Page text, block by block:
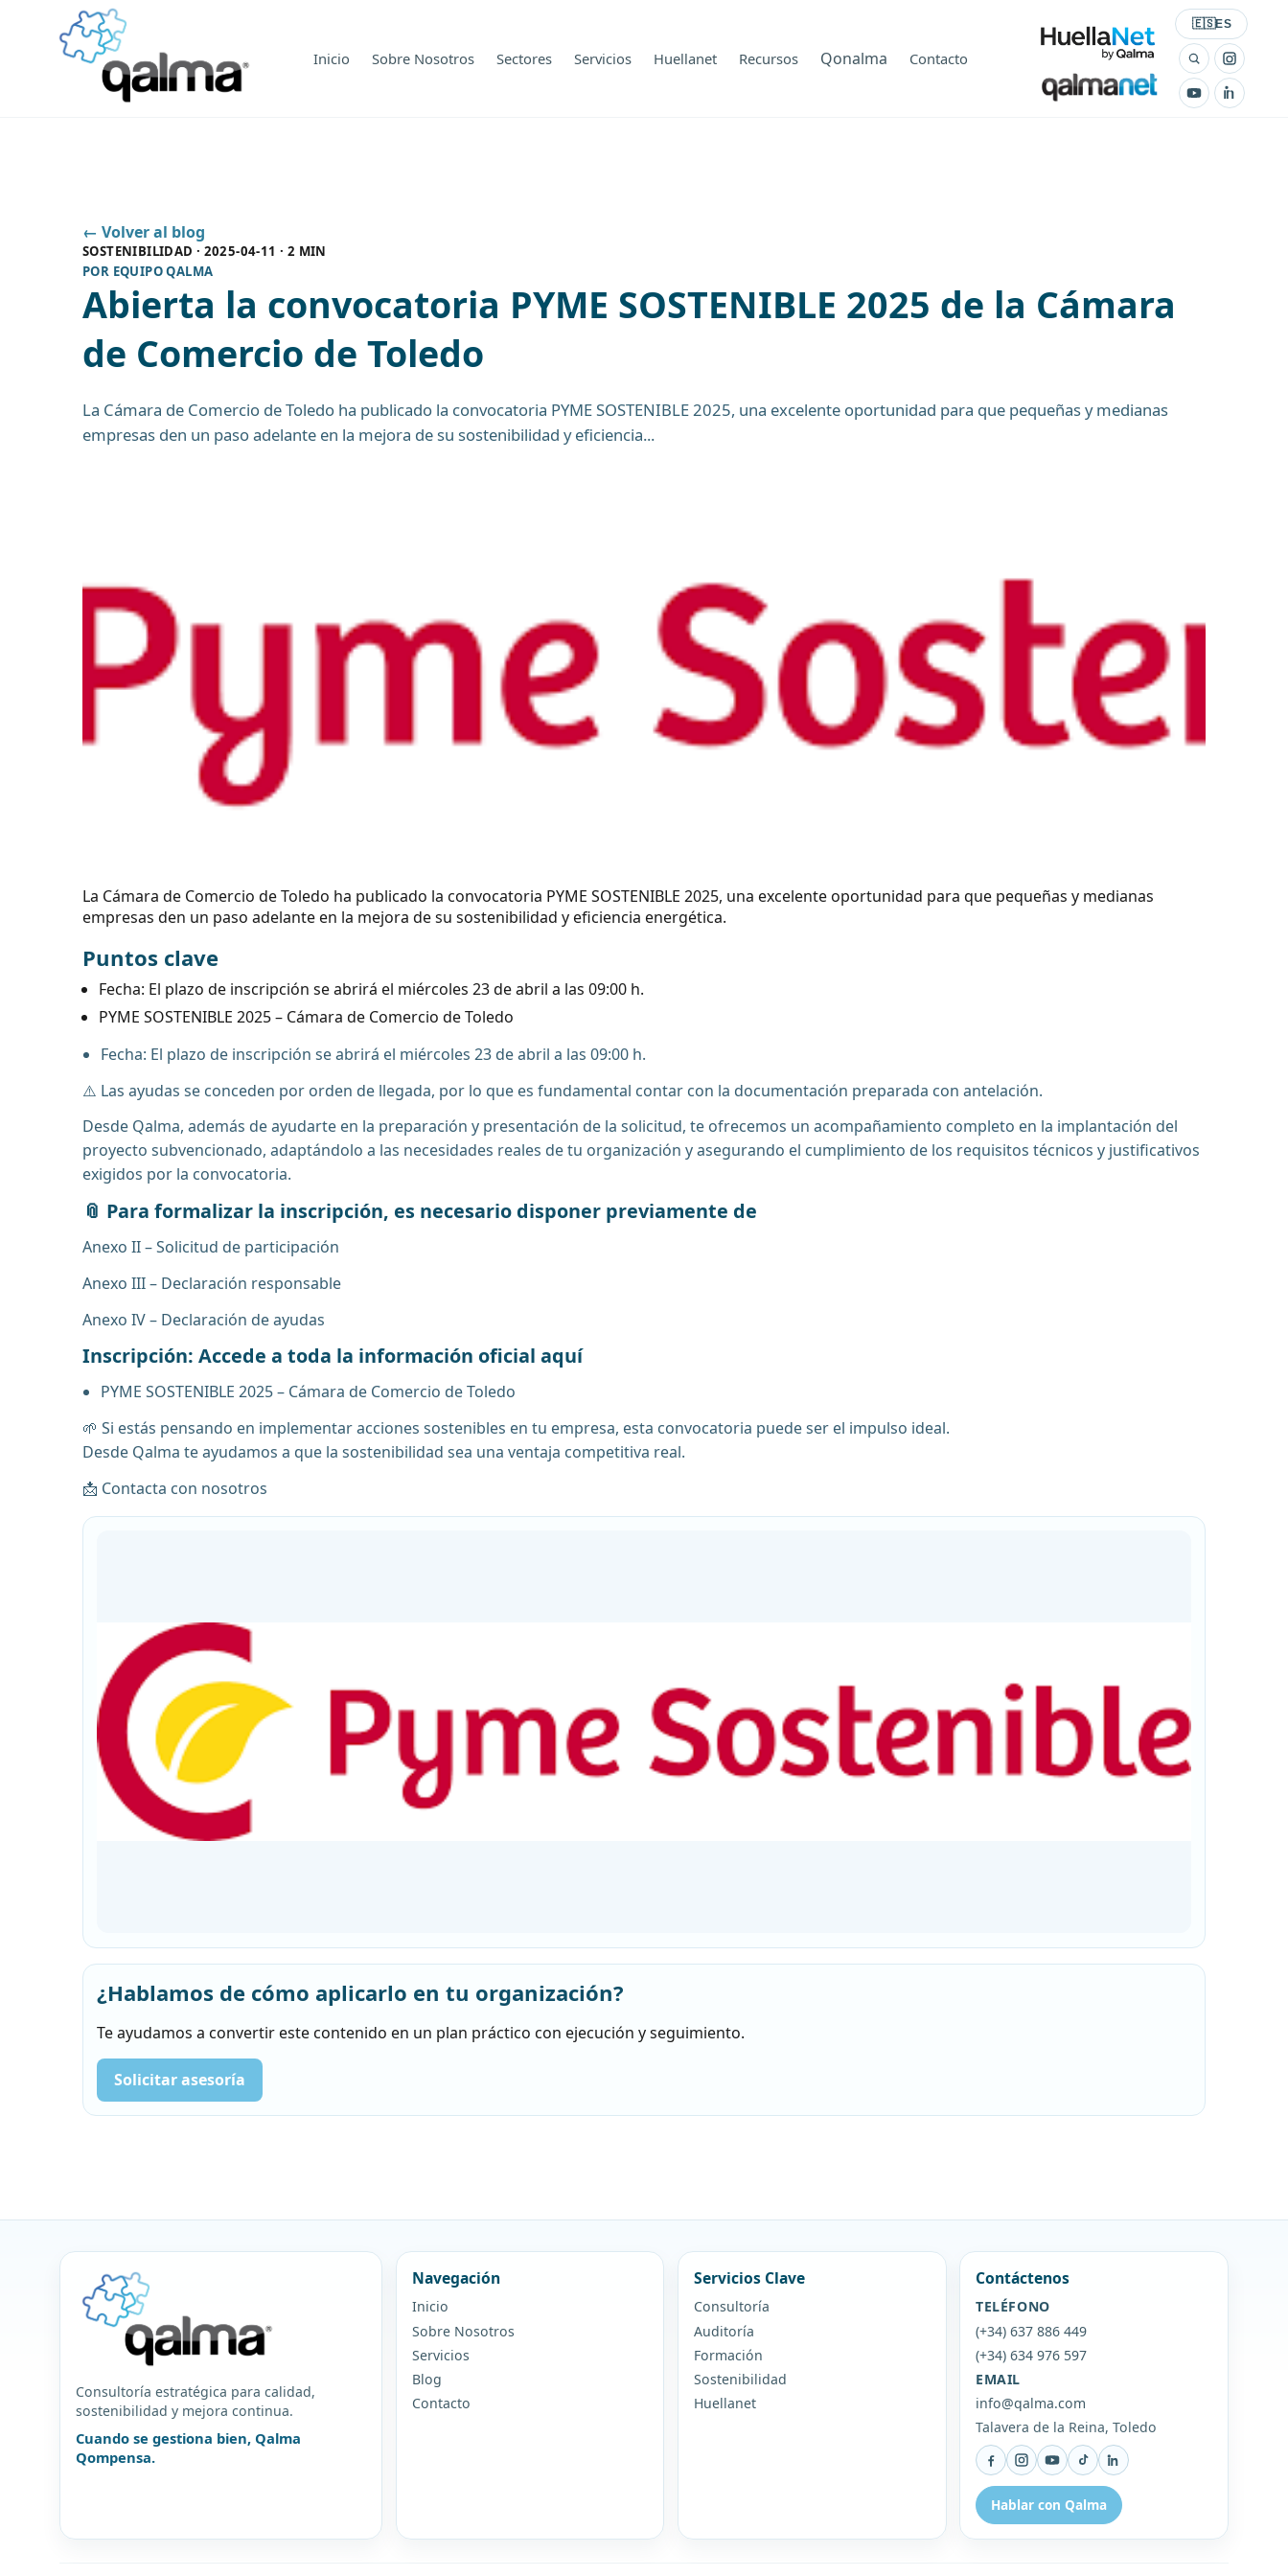
Inicio Sobre Nosotros Sectores Servicios Huellanet Recursos Qonalma Contacto
Seleccionar
🇪🇸ES
← Volver al blog
SOSTENIBILIDAD · 2025-04-11 · 2 MIN
POR EQUIPO QALMA
Abierta la convocatoria PYME SOSTENIBLE 2025 de la Cámara
de Comercio de Toledo
La Cámara de Comercio de Toledo ha publicado la convocatoria PYME SOSTENIBLE 2025, una excelente oportunidad para que pequeñas y medianas
empresas den un paso adelante en la mejora de su sostenibilidad y eficiencia...
La Cámara de Comercio de Toledo ha publicado la convocatoria PYME SOSTENIBLE 2025, una excelente oportunidad para que pequeñas y medianas
empresas den un paso adelante en la mejora de su sostenibilidad y eficiencia energética.
Puntos clave
Fecha: El plazo de inscripción se abrirá el miércoles 23 de abril a las 09:00 h.
PYME SOSTENIBLE 2025 – Cámara de Comercio de Toledo
Fecha: El plazo de inscripción se abrirá el miércoles 23 de abril a las 09:00 h.
⚠️ Las ayudas se conceden por orden de llegada, por lo que es fundamental contar con la documentación preparada con antelación.
Desde Qalma, además de ayudarte en la preparación y presentación de la solicitud, te ofrecemos un acompañamiento completo en la implantación del
proyecto subvencionado, adaptándolo a las necesidades reales de tu organización y asegurando el cumplimiento de los requisitos técnicos y justificativos
exigidos por la convocatoria.
📎 Para formalizar la inscripción, es necesario disponer previamente de
Anexo II – Solicitud de participación
Anexo III – Declaración responsable
Anexo IV – Declaración de ayudas
Inscripción: Accede a toda la información oficial aquí
PYME SOSTENIBLE 2025 – Cámara de Comercio de Toledo
🌱 Si estás pensando en implementar acciones sostenibles en tu empresa, esta convocatoria puede ser el impulso ideal.
Desde Qalma te ayudamos a que la sostenibilidad sea una ventaja competitiva real.
📩 Contacta con nosotros
¿Hablamos de cómo aplicarlo en tu organización?
Te ayudamos a convertir este contenido en un plan práctico con ejecución y seguimiento.
Solicitar asesoría
Consultoría estratégica para calidad,
sostenibilidad y mejora continua.
Cuando se gestiona bien, Qalma
Qompensa.
Navegación
Inicio
Sobre Nosotros
Servicios
Blog
Contacto
Servicios Clave
Consultoría
Auditoría
Formación
Sostenibilidad
Huellanet
Contáctenos
TELÉFONO
(+34) 637 886 449
(+34) 634 976 597
EMAIL
info@qalma.com
Talavera de la Reina, Toledo
Facebook
Instagram
YouTube
TikTokLinkedIn
Hablar con Qalma